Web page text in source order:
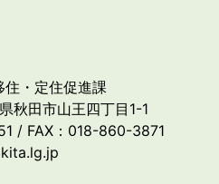
・定住促進課
田市山王四丁目1-1
/ FAX：018-860-3871